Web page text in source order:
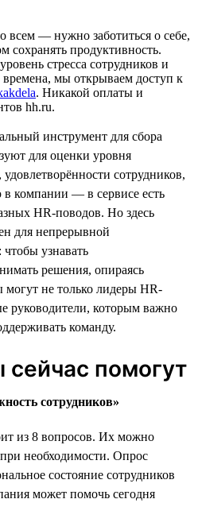
всем — нужно заботиться о себе,
сохранять продуктивность.
стресса сотрудников и
мы открываем доступ к
. Никакой оплаты и
hh.ru.
инструмент для сбора
для оценки уровня
сотрудников,
в компании — в сервисе есть
HR-поводов. Но здесь
для непрерывной
узнавать
решения, опираясь
могут не только лидеры HR-
руководители, которым важно
команду.
помогут
сотрудников»
из 8 вопросов. Их можно
необходимости. Опрос
состояние сотрудников
может помочь сегодня